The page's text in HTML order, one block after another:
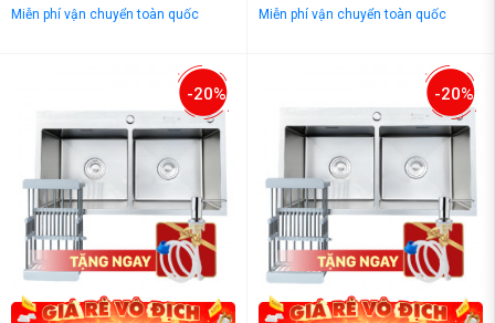
Miễn phí vận chuyển toàn quốc Miễn phí vận chuyển toàn quốc
-20% -20%